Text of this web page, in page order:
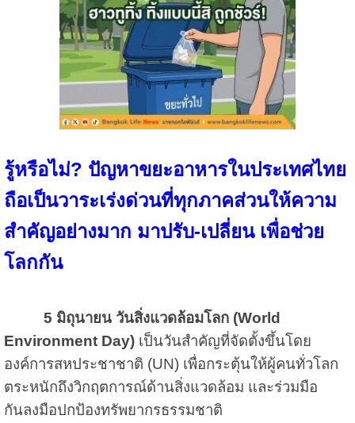
รู้หรือไม่? ปัญหาขยะอาหารในประเทศไทย
ถือเป็นวาระเร่งด่วนที่ทุกภาคส่วนให้ความ
สำคัญอย่างมาก มาปรับ-เปลี่ยน เพื่อช่วย
โลกกัน
5 มิถุนายน วันสิ่งแวดล้อมโลก (World
Environment Day)เป็นวันสำคัญที่จัดตั้งขึ้นโดย
องค์การสหประชาชาติ (UN) เพื่อกระตุ้นให้ผู้คนทั่วโลก
ตระหนักถึงวิกฤตการณ์ด้านสิ่งแวดล้อม และร่วมมือ
กันลงมือปกป้องทรัพยากรธรรมชาติ